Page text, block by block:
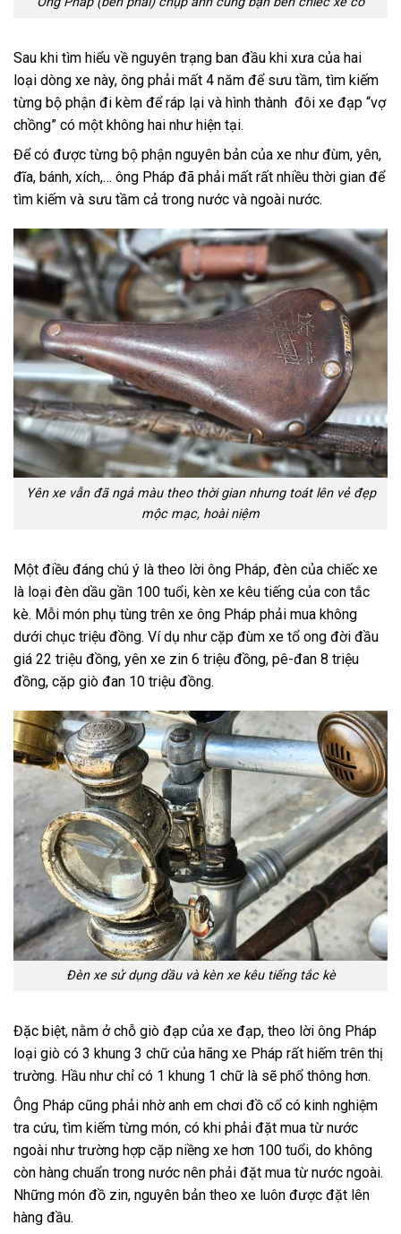
Sau khi tìm hiểu về nguyên trạng ban đầu khi xưa của hai
loại dòng xe này, ông phải mất 4 năm để sưu tầm, tìm kiếm
từng bộ phận đi kèm để ráp lại và hình thành đôi xe đạp “vợ
chồng” có một không hai như hiện tại.
Để có được từng bộ phận nguyên bản của xe như đùm, yên,
đĩa, bánh, xích,… ông Pháp đã phải mất rất nhiều thời gian để
tìm kiếm và sưu tầm cả trong nước và ngoài nước.
Yên xe vẫn đã ngả màu theo thời gian nhưng toát lên vẻ đẹp
mộc mạc, hoài niệm
Một điều đáng chú ý là theo lời ông Pháp, đèn của chiếc xe
là loại đèn dầu gần 100 tuổi, kèn xe kêu tiếng của con tắc
kè. Mỗi món phụ tùng trên xe ông Pháp phải mua không
dưới chục triệu đồng. Ví dụ như cặp đùm xe tổ ong đời đầu
giá 22 triệu đồng, yên xe zin 6 triệu đồng, pê-đan 8 triệu
đồng, cặp giò đan 10 triệu đồng.
Đèn xe sử dụng dầu và kèn xe kêu tiếng tắc kè
Đặc biệt, nằm ở chỗ giò đạp của xe đạp, theo lời ông Pháp
loại giò có 3 khung 3 chữ của hãng xe Pháp rất hiếm trên thị
trường. Hầu như chỉ có 1 khung 1 chữ là sẽ phổ thông hơn.
Ông Pháp cũng phải nhờ anh em chơi đồ cổ có kinh nghiệm
tra cứu, tìm kiếm từng món, có khi phải đặt mua từ nước
ngoài như trường hợp cặp niềng xe hơn 100 tuổi, do không
còn hàng chuẩn trong nước nên phải đặt mua từ nước ngoài.
Những món đồ zin, nguyên bản theo xe luôn được đặt lên
hàng đầu.